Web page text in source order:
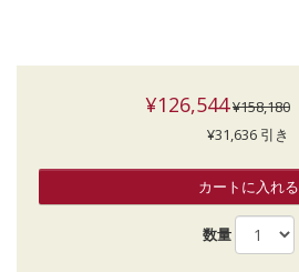
¥126,544¥158,180
¥31,636 引き
カートに入れる
数量